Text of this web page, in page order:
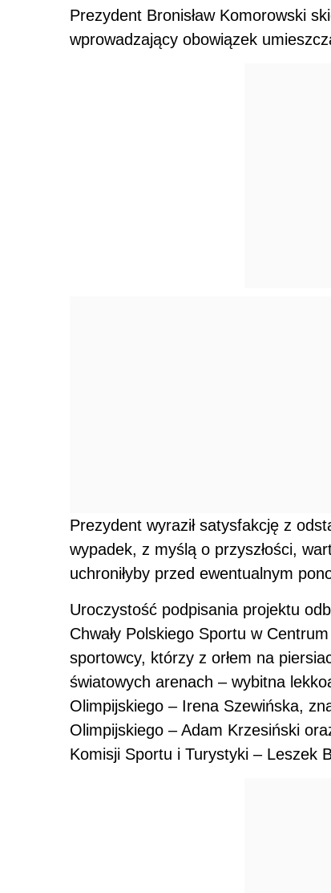
Prezydent Bronisław Komorowski
wprowadzający obowiązek
Prezydent wyraził satysfakcję z
wypadek, z myślą o przyszłości,
uchroniłyby przed ewentualnym
Uroczystość podpisania projektu
Chwały Polskiego Sportu w
sportowcy, którzy z orłem na
światowych arenach – wybitna
Olimpijskiego – Irena Szewińska,
Olimpijskiego – Adam Krzesiński
Komisji Sportu i Turystyki – Leszek